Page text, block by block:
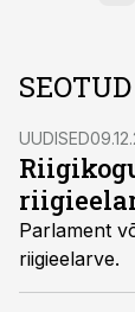
UUDISED
Parlament
riigieelarve.